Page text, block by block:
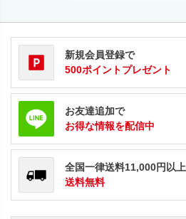
新規会員登録で
500ポイントプレゼント
お友達追加で
お得な情報を配信中
全国一律送料11,000円以上
送料無料